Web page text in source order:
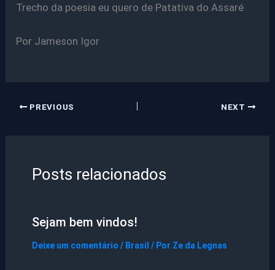
Trecho da poesia eu quero de Patativa do Assaré
Por Jameson Igor
PREVIOUS NEXT
Posts relacionados
Sejam bem vindos!
Deixe um comentário / Brasil / Por Ze da Legnas